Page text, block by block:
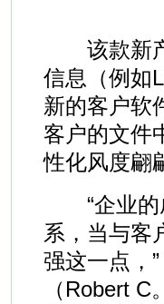
该款新产
信息（例如
新的客户软
客户的文件
性化风度翩
“企业的
系，当与客
强这一点，
（Robert